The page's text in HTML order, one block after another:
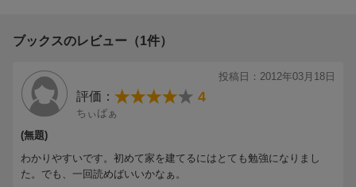
ブックスのレビュー（1件）
投稿日：2012年03月18日
評価： 4
ちぃばぁ
(無題)
わかりやすいです。初めて家を建てるにはとても勉強になりまし
た。でも、一回読めばいいかなぁ。